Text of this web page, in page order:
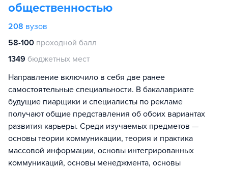
общественностью
208 вузов
58-100 проходной балл
1349 бюджетных мест
Направление включило в себя две ранее
самостоятельные специальности. В бакалавриате
будущие пиарщики и специалисты по рекламе
получают общие представления об обоих вариантах
развития карьеры. Среди изучаемых предметов —
основы теории коммуникации, теория и практика
массовой информации, основы интегрированных
коммуникаций, основы менеджмента, основы